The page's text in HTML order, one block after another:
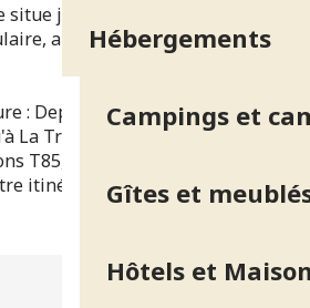
Hébergements
Campings et
Gîtes et
Hôtels et
situe juste à côté de la gare
au-dessus du décollage
: Depuis Grenoble, prendre
La Tronche Hôpital puis
T85, arrêt Les Gaudes.
itinéraire sur